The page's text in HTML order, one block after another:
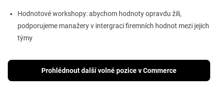
Hodnotové workshopy: abychom hodnoty opravdu žili,
podporujeme manažery v intergraci firemních hodnot mezi jejich
týmy
Prohlédnout další volné pozice v Commerce